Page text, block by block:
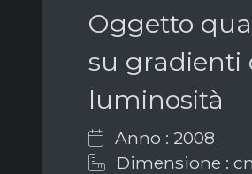
Oggetto
su gradienti
luminosità
Anno : 2008
Dimensione :